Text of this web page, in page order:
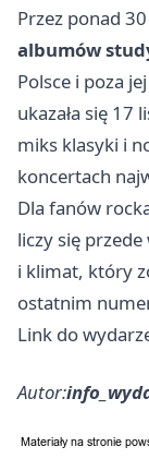
Przez ponad 30
albumów
Polsce i poza
ukazała się 17
miks klasyki i
koncertach
Dla fanów
liczy się
i klimat, który
ostatnim
Link do
Autor: